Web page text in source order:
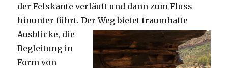
der Felskante verläuft und dann zum Fluss
hinunter führt. Der Weg bietet traumhafte
Ausblicke, die
Begleitung in
Form von